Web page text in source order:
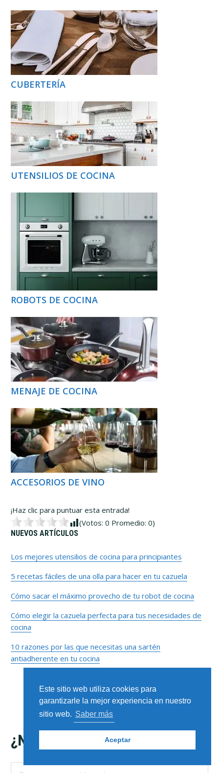
CUBERTERÍA
UTENSILIOS DE COCINA
ROBOTS DE COCINA
MENAJE DE COCINA
ACCESORIOS DE VINO
¡Haz clic para puntuar esta entrada!
(Votos:0 Promedio:0)
Barra
lateral
primaria
NUEVOS ARTÍCULOS
Los mejores utensilios de cocina para principiantes
5 recetas fáciles de una olla para hacer en tu cazuela
Cómo sacar el máximo provecho de tu robot de cocina
Cómo elegir la cazuela perfecta para tus necesidades de
cocina
10 razones por las que necesitas una sartén
antiadherente en tu cocina
Footer
¿NECESITAS ALGO MÁS?
Buscar
Este sitio web utiliza cookies para
garantizarle la mejor experiencia en nuestro
sitio web. Saber más
Aceptar